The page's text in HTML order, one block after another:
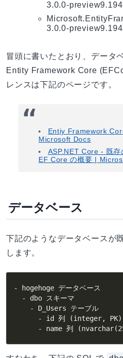
3.0.0-
3.0.0-
冒頭に書いたとおり、データ
Entity Framework Core
レンスは下記のページです。
Entiy Framework
Microsoft Docs
ASP.NET Core - 既存
EF Core の概要 |
データベース
下記のようなデータベースが
します。
- hogehoge データベース
  - dbo スキーマ
    - D_Users テーブル
      - id 列 (integer, PK)
- name 列